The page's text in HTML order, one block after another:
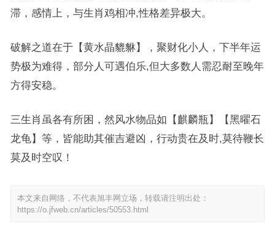
滞，感情上，与生肖鸡相冲,性格差异极大。
破解之道在于【黄水晶貔貅】，聚财化小人，下半年运
势极为难得，部分人可遇伯乐,但大多数人需忍耐至晚年
方得安稳。
三生肖虽各有所困，然风水物品如【麒麟瓶】【黑曜石
龙龟】等，皆能助其催吉避凶，行动贵在及时,莫待鞭长
莫及时空叹！
本文来自网络，不代表旭丰网立场，转载请注明出处：
https://o.jfweb.cn/articles/50553.html